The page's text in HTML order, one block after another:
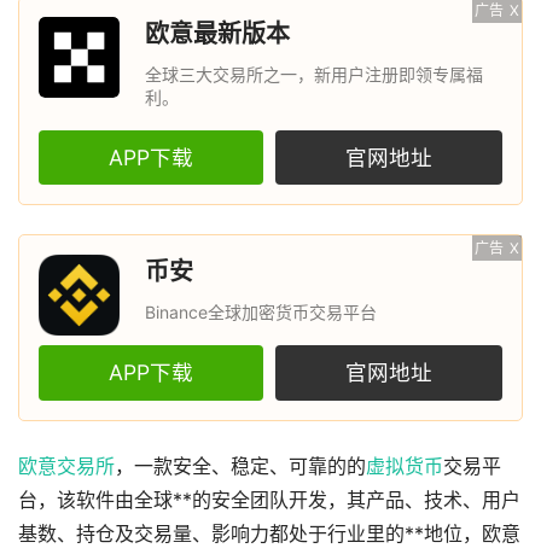
广告 X
欧意最新版本
全球三大交易所之一，新用户注册即领专属福
利。
APP下载 官网地址
广告 X
币安
Binance全球加密货币交易平台
APP下载 官网地址
欧意交易所，一款安全、稳定、可靠的的虚拟货币交易平
台，该软件由全球**的安全团队开发，其产品、技术、用户
基数、持仓及交易量、影响力都处于行业里的**地位，欧意